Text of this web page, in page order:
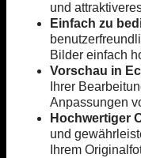
und
Einfach zu
Bilder einfach
Vorschau in
Ihrer
Anpassungen
Hochwertiger
und
Ihrem